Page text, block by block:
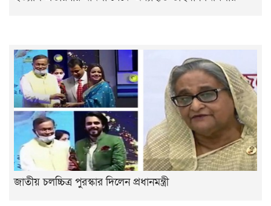
জাতীয় চলচ্চিত্র পুরস্কার দিলেন প্রধানমন্ত্রী